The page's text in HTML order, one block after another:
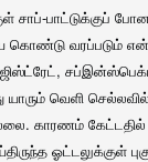
பாட்டுக்குப்
கொண்டு வரப்படும்
வெளி
காரணம் கேட்டதில்
ஓட்டலுக்குள்